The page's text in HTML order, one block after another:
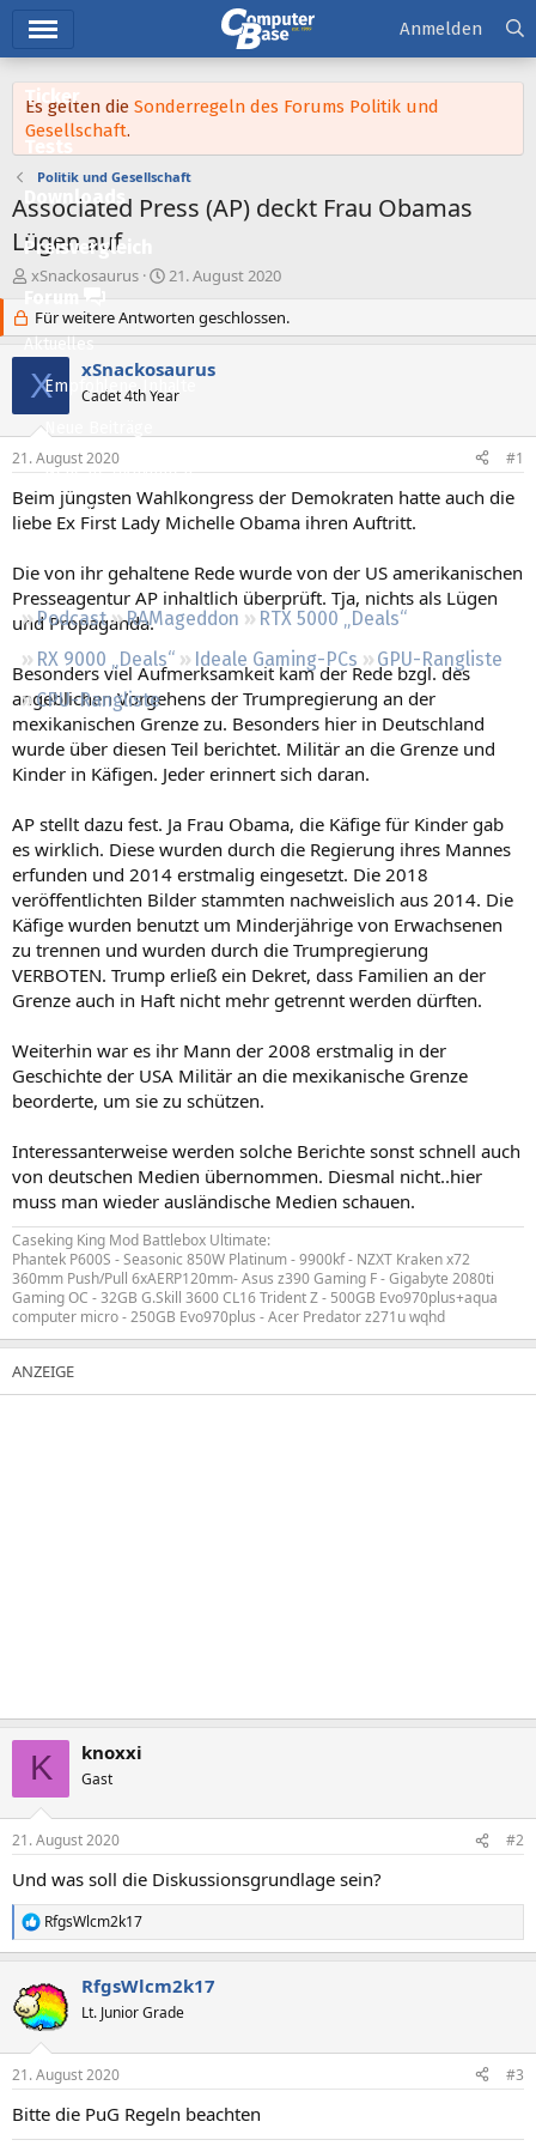
Ticker
Tests
Downloads
Preisvergleich
Forum
Aktuelles
Empfohlene Inhalte
Neue Beiträge
Neueste Aktivitäten
Leserartikel
Podcast RAMageddon
RTX 5000 „Deals“
RX 9000 „Deals“
Ideale Gaming-PCs
GPU-Rangliste
CPU-Rangliste
Anmelden
Es gelten die Sonderregeln des Forums Politik und
Gesellschaft.
Politik und Gesellschaft
Associated Press (AP) deckt Frau Obamas
Lügen auf
E
r
s
t
e
l
l
e
xSnackosaurus
E
s
t
l
l
m
21. August 2020
Für weitere Antworten geschlossen.
X xSnackosaurus
Cadet 4th Year
21. August 2020 #1
Beim jüngsten Wahlkongress der Demokraten hatte auch die
liebe Ex First Lady Michelle Obama ihren Auftritt.
Die von ihr gehaltene Rede wurde von der US amerikanischen
Presseagentur AP inhaltlich überprüft. Tja, nichts als Lügen
und Propaganda.
Besonders viel Aufmerksamkeit kam der Rede bzgl. des
angeblichen Vorgehens der Trumpregierung an der
mexikanischen Grenze zu. Besonders hier in Deutschland
wurde über diesen Teil berichtet. Militär an die Grenze und
Kinder in Käfigen. Jeder erinnert sich daran.
AP stellt dazu fest. Ja Frau Obama, die Käfige für Kinder gab
es wirklich. Diese wurden durch die Regierung ihres Mannes
erfunden und 2014 erstmalig eingesetzt. Die 2018
veröffentlichten Bilder stammten nachweislich aus 2014. Die
Käfige wurden benutzt um Minderjährige von Erwachsenen
zu trennen und wurden durch die Trumpregierung
VERBOTEN. Trump erließ ein Dekret, dass Familien an der
Grenze auch in Haft nicht mehr getrennt werden dürften.
Weiterhin war es ihr Mann der 2008 erstmalig in der
Geschichte der USA Militär an die mexikanische Grenze
beorderte, um sie zu schützen.
Interessanterweise werden solche Berichte sonst schnell auch
von deutschen Medien übernommen. Diesmal nicht..hier
muss man wieder ausländische Medien schauen.
Caseking King Mod Battlebox Ultimate:
Phantek P600S - Seasonic 850W Platinum - 9900kf - NZXT Kraken x72
360mm Push/Pull 6xAERP120mm- Asus z390 Gaming F - Gigabyte 2080ti
Gaming OC - 32GB G.Skill 3600 CL16 Trident Z - 500GB Evo970plus+aqua
computer micro - 250GB Evo970plus - Acer Predator z271u wqhd
K knoxxi
Gast
21. August 2020 #2
Und was soll die Diskussionsgrundlage sein?
R
e
k
t
i
e
:
RfgsWlcm2k17
RfgsWlcm2k17
Lt. Junior Grade
21. August 2020 #3
Bitte die PuG Regeln beachten